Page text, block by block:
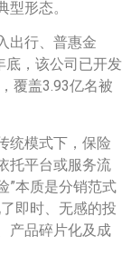
形态。
出行、普惠金
底，该公司已开发
覆盖3.93亿名被
统模式下，保险
托平台或服务流
”本质是分销范式
即时、无感的投
产品碎片化及成